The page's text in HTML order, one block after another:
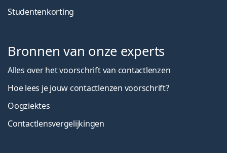
Studentenkorting
Bronnen van onze experts
Alles over het voorschrift van contactlenzen
Hoe lees je jouw contactlenzen voorschrift?
Oogziektes
Contactlensvergelijkingen